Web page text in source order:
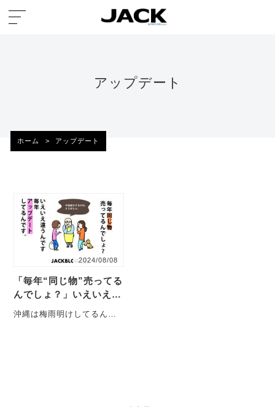
アップデート
ホーム > アップデート
2024/08/08
「毎年“同じ物”売ってる
んでしょ？」いえいえ！
アップデートしてるので
聞いてください♪♪
沖縄は梅雨明けしてるんで